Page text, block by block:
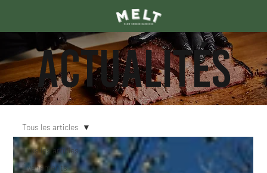
ACTUALITÉS
Tous les articles
Événements
Tous les articles